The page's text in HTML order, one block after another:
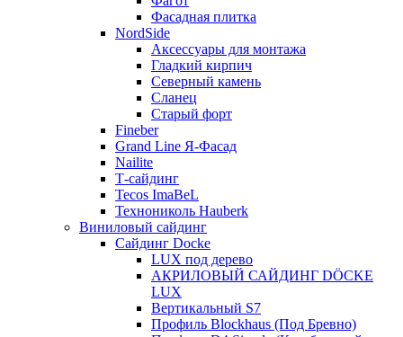
Фасадная плитка
NordSide
Аксессуары для монтажа
Гладкий кирпич
Северный камень
Сланец
Старый форт
Fineber
Grand Line Я-Фасад
Nailite
Т-сайдинг
Tecos ImaBeL
Технониколь Hauberk
Виниловый сайдинг
Сайдинг Docke
LUX под дерево
АКРИЛОВЫЙ САЙДИНГ DÖCKE
LUX
Вертикальный S7
Профиль Blockhaus (Под Бревно)